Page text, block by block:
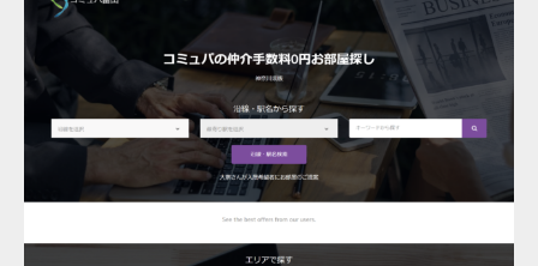
更新日： 2023.03.10
在宅介護支援センター
詳細 検索サイト
変幻自在、あらゆる業種に対応可能な新しい
カスタム投稿タイプ実…